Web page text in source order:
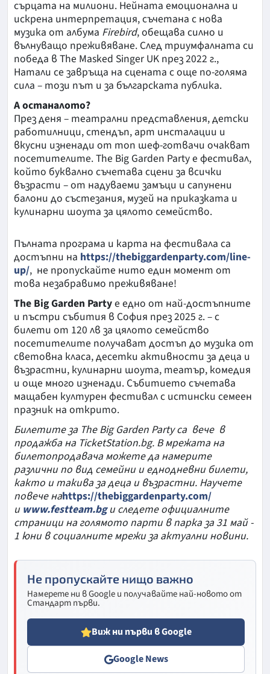
сърцата на милиони. Нейната емоционална и
искрена интерпретация, съчетана с нова
музика от албума Firebird, обещава силно и
вълнуващо преживяване. След триумфалната си
победа в The Masked Singer UK през 2022 г.,
Натали се завръща на сцената с още по-голяма
сила – този път и за българската публика.
А останалото?
През деня – театрални представления, детски
работилници, стендъп, арт инсталации и
вкусни изненади от топ шеф-готвачи очакват
посетителите. The Big Garden Party е фестивал,
който буквално съчетава сцени за всички
възрасти – от надуваеми замъци и сапунени
балони до състезания, музей на приказката и
кулинарни шоута за цялото семейство.
Пълната програма и карта на фестивала са
достъпни на https://thebiggardenparty.com/line-
up/, не пропускайте нито един момент от
това незабравимо преживяване!
The Big Garden Partyе едно от най-достъпните
и пъстри събития в София през 2025 г. – с
билети от 120 лв за цялото семейство
посетителите получават достъп до музика от
световна класа, десетки активности за деца и
възрастни, кулинарни шоута, театър, комедия
и още много изненади. Събитието съчетава
мащабен културен фестивал с истински семеен
празник на открито.
Билетите за The Big Garden Party са вече в
продажба на TicketStation.bg. В мрежата на
билетопродавача можете да намерите
различни по вид семейни и еднодневни билети,
както и такива за деца и възрастни. Научете
повече наhttps://thebiggardenparty.com/
и www.festteam.bgи следете официалните
страници на голямото парти в парка за 31 май -
1 юни в социалните мрежи за актуални новини.
Не пропускайте нищо важно
Намерете ни в Google и получавайте най-новото от
Стандарт първи.
Виж ни първи в Google
Google News